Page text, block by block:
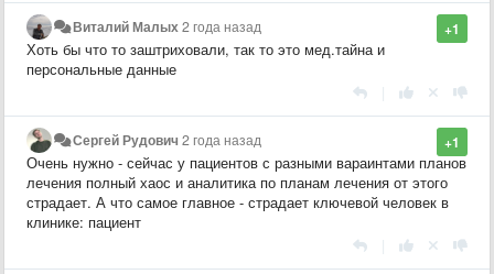
+1
Виталий Малых2 года назад
Хоть бы что то заштриховали, так то это мед.тайна и
персональные данные
+1
Сергей Рудович 2 года назад
Очень нужно - сейчас у пациентов с разными вараинтами планов
лечения полный хаос и аналитика по планам лечения от этого
страдает. А что самое главное - страдает ключевой человек в
клинике: пациент